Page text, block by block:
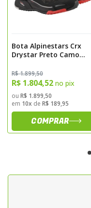
Solado em
ajuste em velcro
Forracao interna
conforto termico
Conforto e
Possui paineis
posicionados
de movimento
esportiva,
Sugestao de
Bota Alpinestars Crx
Drystar Preto Camo
R$ 1.899,50
R$ 1.804,52 no pix
ou R$ 1.899,50
em 10x de R$ 189,95
COMPRAR